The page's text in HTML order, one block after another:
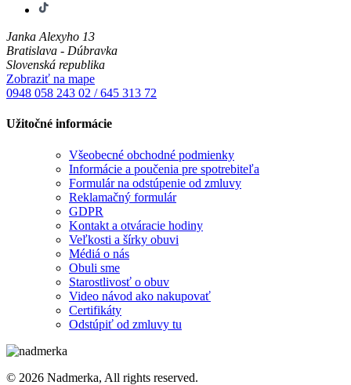
Janka Alexyho 13
Bratislava - Dúbravka
Slovenská republika
Zobraziť na mape
0948 058 243 02 / 645 313 72
Užitočné informácie
Všeobecné obchodné podmienky
Informácie a poučenia pre spotrebiteľa
Formulár na odstúpenie od zmluvy
Reklamačný formulár
GDPR
Kontakt a otváracie hodiny
Veľkosti a šírky obuvi
Médiá o nás
Obuli sme
Starostlivosť o obuv
Video návod ako nakupovať
Certifikáty
Odstúpiť od zmluvy tu
© 2026 Nadmerka, All rights reserved.